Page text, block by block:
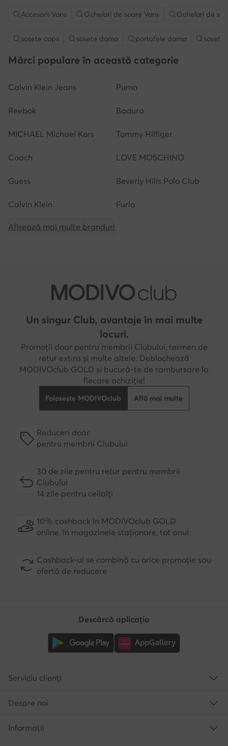
Accesorii Vans Ochelari de soare Vans Ochelari de
sosete copii sosete dama portofele dama sosete
Mărci populare în această categorie
Calvin Klein Jeans Puma
Reebok Badura
MICHAEL Michael Kors Tommy Hilfiger
Coach LOVE MOSCHINO
Guess Beverly Hills Polo Club
Calvin Klein Furla
Afișează mai multe branduri
Un singur Club, avantaje în mai multe
locuri.
Promoții doar pentru membrii Clubului, termen de
retur extins și multe altele. Deblochează
MODIVOclub GOLD și bucură-te de rambursare la
fiecare achiziție!
Folosește MODIVOclub Află mai multe
Reduceri doar
pentru membrii Clubului
30 de zile pentru retur pentru membrii
Clubului
14 zile pentru ceilalți
10% cashback în MODIVOclub GOLD
online, în magazinele staționare, tot anul
Cashback-ul se combină cu orice promoție sau
ofertă de reducere
Descărcă aplicația
Serviciu clienți
Despre noi
Informații